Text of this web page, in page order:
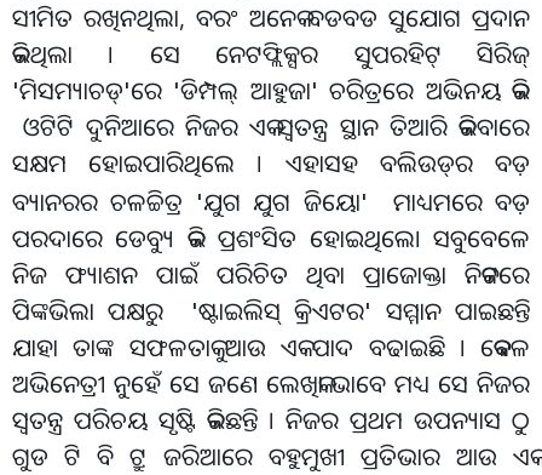
ସୀମିତ ରଖିନଥିଲା, ବରଂ ଅନେକ ବଡବଡ ସୁଯୋଗ ପ୍ରଦାନ
କରିଥିଲା । ସେ ନେଟଫ୍ଲିକ୍ସର ସୁପରହିଟ୍ ସିରିଜ୍
'ମିସମ୍ୟାଚଡ୍'ରେ 'ଡିମ୍ପଲ୍ ଆହୁଜା' ଚରିତ୍ରରେ ଅଭିନୟ କରି
ଓଟିଟି ଦୁନିଆରେ ନିଜର ଏକ ସ୍ୱତନ୍ତ୍ର ସ୍ଥାନ ତିଆରି କରିବାରେ
ସକ୍ଷମ ହୋଇପାରିଥିଲେ । ଏହାସହ ବଲିଉଡ୍ର ବଡ଼
ବ୍ୟାନରର ଚଳଚ୍ଚିତ୍ର 'ଯୁଗ ଯୁଗ ଜିୟୋ' ମାଧ୍ୟମରେ ବଡ଼
ପରଦାରେ ଡେବ୍ୟୁ କରି ପ୍ରଶଂସିତ ହୋଇଥିଲେ। ସବୁବେଳେ
ନିଜ ଫ୍ୟାଶନ ପାଇଁ ପରିଚିତ ଥିବା ପ୍ରାଜୋକ୍ତା ନିକଟରେ
ପିଙ୍କଭିଲା ପକ୍ଷରୁ 'ଷ୍ଟାଇଲିସ୍ କ୍ରିଏଟର' ସମ୍ମାନ ପାଇଛନ୍ତି
ଯାହା ତାଙ୍କ ସଫଳତାକୁ ଆଉ ଏକ ପାଦ ବଢାଇଛି । କେବଳ
ଅଭିନେତ୍ରୀ ନୁହେଁ ସେ ଜଣେ ଲେଖିକା ଭାବେ ମଧ୍ୟ ସେ ନିଜର
ସ୍ବତନ୍ତ୍ର ପରିଚୟ ସୃଷ୍ଟି କରିଛନ୍ତି । ନିଜର ପ୍ରଥମ ଉପନ୍ୟାସ ଠୁ
ଗୁଡ ଟି ବି ଟ୍ରୁ ଜରିଆରେ ବହୁମୁଖୀ ପ୍ରତିଭାର ଆଉ ଏକ